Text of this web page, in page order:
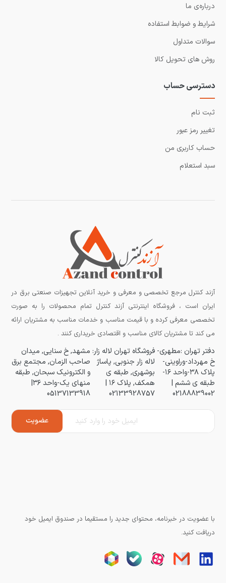
درباره‌ی ما
شرایط و ضوابط استفاده
سوالات متداول
روش های تحویل کالا
دسترسی حساب
ثبت نام
تغییر رمز عبور
حساب کاربری من
سبد استعلام
آزند کنترل مرجع تخصصی و معرفی و خرید آنلاین تجهیزات صنعتی برق در
ایران است ، فروشگاه اینترنتی آزند کنترل تمام محصولات را به صورت
تخصصی معرفی کرده و با قیمت مناسب و خدمات مناسب به مشتریان ارائه
می کند تا مشتریان کالای مناسب و اقتصادی خریداری کنند .
دفتر تهران :مطهری-
خ مهرداد-وراوینی-
پلاک ۳۸-واحد ۱۶-
طبقه ی ششم |
02188839002
فروشگاه تهران لاله زار:
لاله زار جنوبی, پاساژ
بوشهری, طبقه ی
همکف, پلاک ۱۶ |
02133928757
مشهد, خ سنایی, میدان
صاحب الزمان, مجتمع برق
و الکترونیک سبحان, طبقه
منهای یک-واحد ۳۶|
05137133918
با عضویت در خبرنامه، محتوای جدید را مستقیما در صندوق ایمیل خود
دریافت کنید.